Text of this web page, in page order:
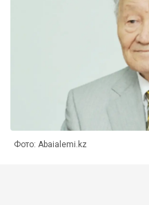
Фото: Abaialemi.kz